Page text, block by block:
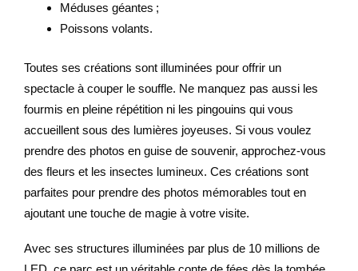
Méduses géantes ;
Poissons volants.
Toutes ses créations sont illuminées pour offrir un
spectacle à couper le souffle. Ne manquez pas aussi les
fourmis en pleine répétition ni les pingouins qui vous
accueillent sous des lumières joyeuses. Si vous voulez
prendre des photos en guise de souvenir, approchez-vous
des fleurs et les insectes lumineux. Ces créations sont
parfaites pour prendre des photos mémorables tout en
ajoutant une touche de magie à votre visite.
Avec ses structures illuminées par plus de 10 millions de